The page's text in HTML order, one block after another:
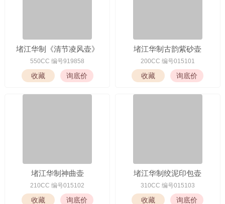
堵江华制《清节凌风壶》
550CC 编号919858
堵江华制古韵紫砂壶
200CC 编号015101
堵江华制神曲壶
210CC 编号015102
堵江华制绞泥印包壶
310CC 编号015103